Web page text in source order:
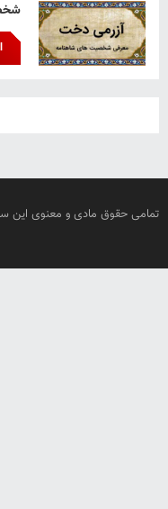
تمامی حقوق مادی و معنوی این